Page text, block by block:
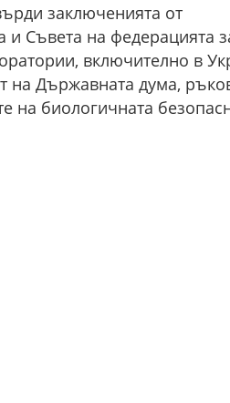
заключенията от
и Съвета на федерацията
включително в
на Държавната дума,
на биологичната